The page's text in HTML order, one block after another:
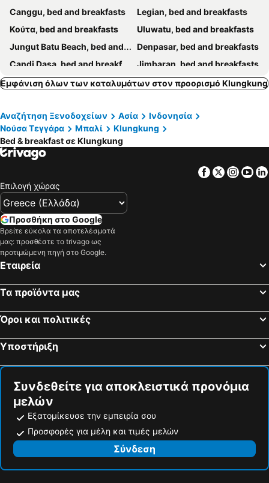
Canggu, bed and breakfasts
Legian, bed and breakfasts
Κούτα, bed and breakfasts
Uluwatu, bed and breakfasts
Jungut Batu Beach, bed and breakfasts
Denpasar, bed and breakfasts
Candi Dasa, bed and breakfasts
Jimbaran, bed and breakfasts
Σεμινιάκ, bed and breakfasts
Gianyar, bed and breakfasts
Mushroom Bay, bed and breakfasts
Amed, bed and breakfasts
Karangasem, bed and breakfasts
Νούσα Ντούα, bed and breakfasts
Bangli, bed and breakfasts
Tanjung Benoa, bed and breakfasts
Tulamben, bed and breakfasts
Baturiti, bed and breakfasts
Mengwi, bed and breakfasts
Εμφάνιση όλων των καταλυμάτων στον προορισμό Klungkung
Αναζήτηση Ξενοδοχείων Ασία
Ινδονησία
Νούσα Τεγγάρα
Μπαλί
Klungkung
Bed & breakfast σε Klungkung
Facebook
Twitter
Επιλογή χώρας
Προσθήκη στο Google
Βρείτε εύκολα τα αποτελέσματά
μας: προσθέστε το trivago ως
προτιμώμενη πηγή στο Google.
Εταιρεία
Τα προϊόντα μας
Όροι και πολιτικές
Υποστήριξη
Συνδεθείτε για αποκλειστικά προνόμια
μελών
Εξατομίκευσε την εμπειρία σου
Προσφορές για μέλη και τιμές μελών
Σύνδεση